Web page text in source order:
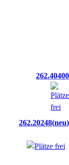
262.40400
262.20248 neu